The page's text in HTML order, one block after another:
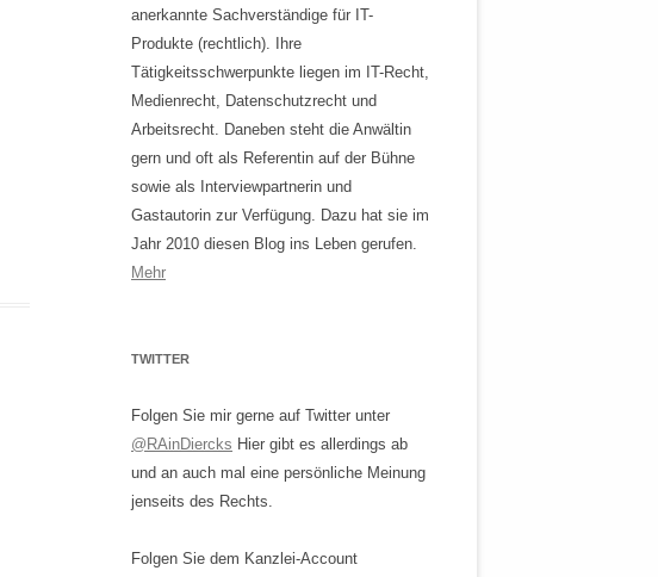
anerkannte Sachverständige für IT-
Produkte (rechtlich). Ihre
Tätigkeitsschwerpunkte liegen im IT-Recht,
Medienrecht, Datenschutzrecht und
Arbeitsrecht. Daneben steht die Anwältin
gern und oft als Referentin auf der Bühne
sowie als Interviewpartnerin und
Gastautorin zur Verfügung. Dazu hat sie im
Jahr 2010 diesen Blog ins Leben gerufen.
Mehr
TWITTER
Folgen Sie mir gerne auf Twitter unter
@RAinDiercks Hier gibt es allerdings ab
und an auch mal eine persönliche Meinung
jenseits des Rechts.
Folgen Sie dem Kanzlei-Account